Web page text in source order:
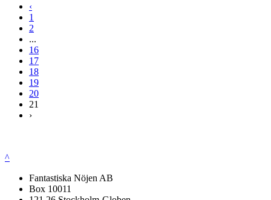
‹
1
2
...
16
17
18
19
20
21
›
^
Fantastiska Nöjen AB
Box 10011